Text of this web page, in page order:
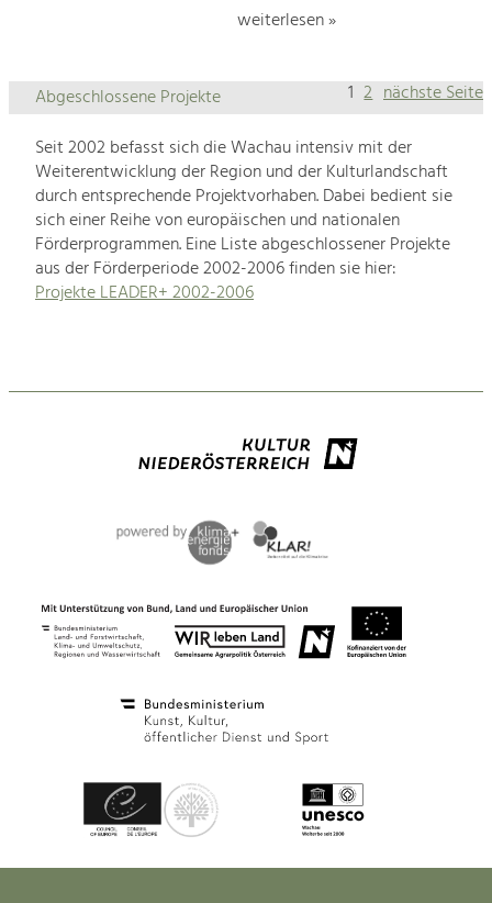
weiterlesen »
1 2 nächste Seite
Abgeschlossene Projekte
Seit 2002 befasst sich die Wachau intensiv mit der
Weiterentwicklung der Region und der Kulturlandschaft
durch entsprechende Projektvorhaben. Dabei bedient sie
sich einer Reihe von europäischen und nationalen
Förderprogrammen. Eine Liste abgeschlossener Projekte
aus der Förderperiode 2002-2006 finden sie hier:
Projekte LEADER+ 2002-2006